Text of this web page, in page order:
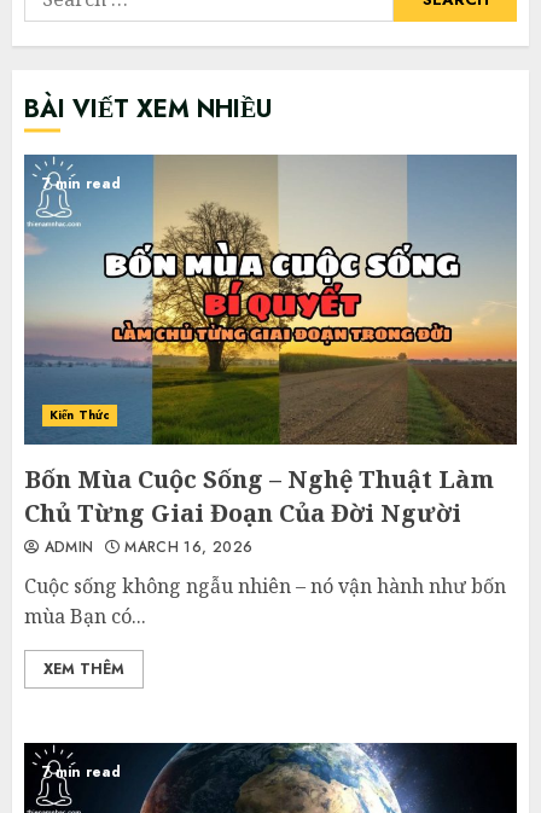
for:
BÀI VIẾT XEM NHIỀU
7 min read
Kiến Thức
Bốn Mùa Cuộc Sống – Nghệ Thuật Làm
Chủ Từng Giai Đoạn Của Đời Người
ADMIN MARCH 16, 2026
Cuộc sống không ngẫu nhiên – nó vận hành như bốn
mùa Bạn có...
XEM THÊM
7 min read